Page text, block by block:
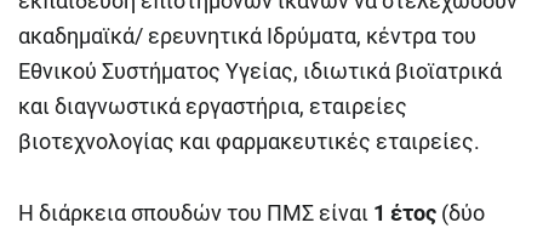
ακαδημαϊκά/ ερευνητικά Ιδρύματα, κέντρα του
Εθνικού Συστήματος Υγείας, ιδιωτικά βιοϊατρικά
και διαγνωστικά εργαστήρια, εταιρείες
βιοτεχνολογίας και φαρμακευτικές εταιρείες.
Η διάρκεια σπουδών του ΠΜΣ είναι 1 έτος (δύο